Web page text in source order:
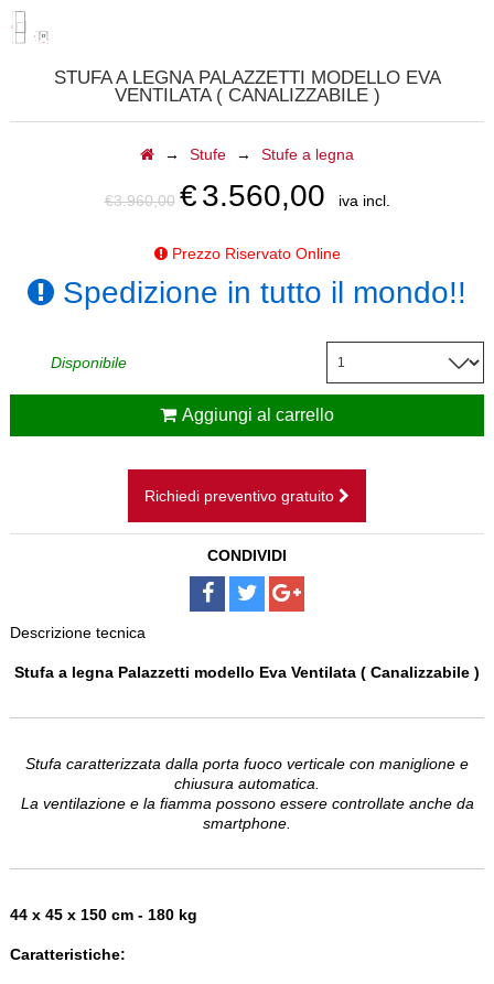
FORNI
ACCESSORI
NOLEGGIO
STUFA A LEGNA PALAZZETTI MODELLO EVA
VENTILATA ( CANALIZZABILE )
→ Stufe → Stufe a legna
€3.960,00 €3.560,00 iva incl.
Prezzo Riservato Online
Spedizione in tutto il mondo!!
Disponibile
Aggiungi al carrello
Richiedi preventivo gratuito
CONDIVIDI
Descrizione tecnica
Stufa a legna Palazzetti modello Eva Ventilata ( Canalizzabile )
Stufa caratterizzata dalla porta fuoco verticale con maniglione e
chiusura automatica.
La ventilazione e la fiamma possono essere controllate anche da
smartphone.
44 x 45 x 150 cm - 180 kg
Caratteristiche: